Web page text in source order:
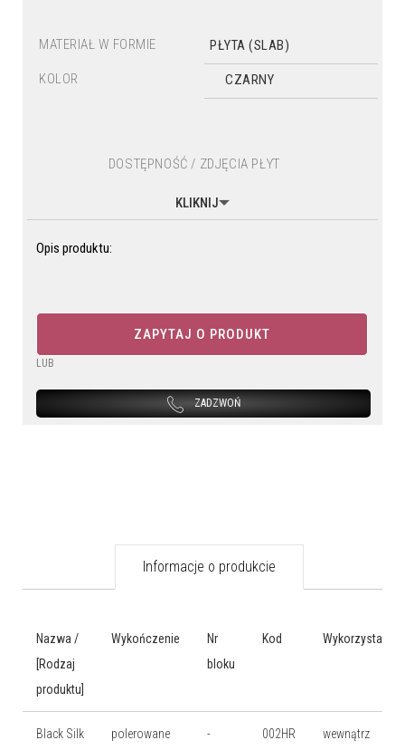
MATERIAŁ W FORMIE PŁYTA (SLAB)
KOLOR CZARNY
DOSTĘPNOŚĆ / ZDJĘCIA PŁYT
KLIKNIJ
Opis produktu:
ZAPYTAJ O PRODUKT
LUB
ZADZWOŃ
Informacje o produkcie
Nazwa /
[Rodzaj
produktu]
Wykończenie
Nr
bloku
Kod Wykorzystanie
Black Silk
polerowane - 002HR wewnątrz